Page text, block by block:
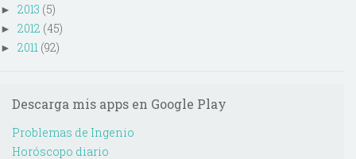
► 2013 (5)
► 2012 (45)
► 2011 (92)
Descarga mis apps en Google Play
Problemas de Ingenio
Horóscopo diario